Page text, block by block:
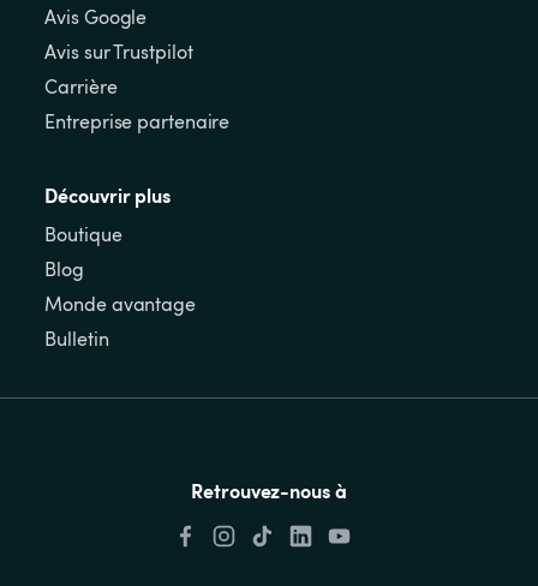
Avis Google
Avis sur Trustpilot
Carrière
Entreprise partenaire
Découvrir plus
Boutique
Blog
Monde avantage
Bulletin
Retrouvez-nous à